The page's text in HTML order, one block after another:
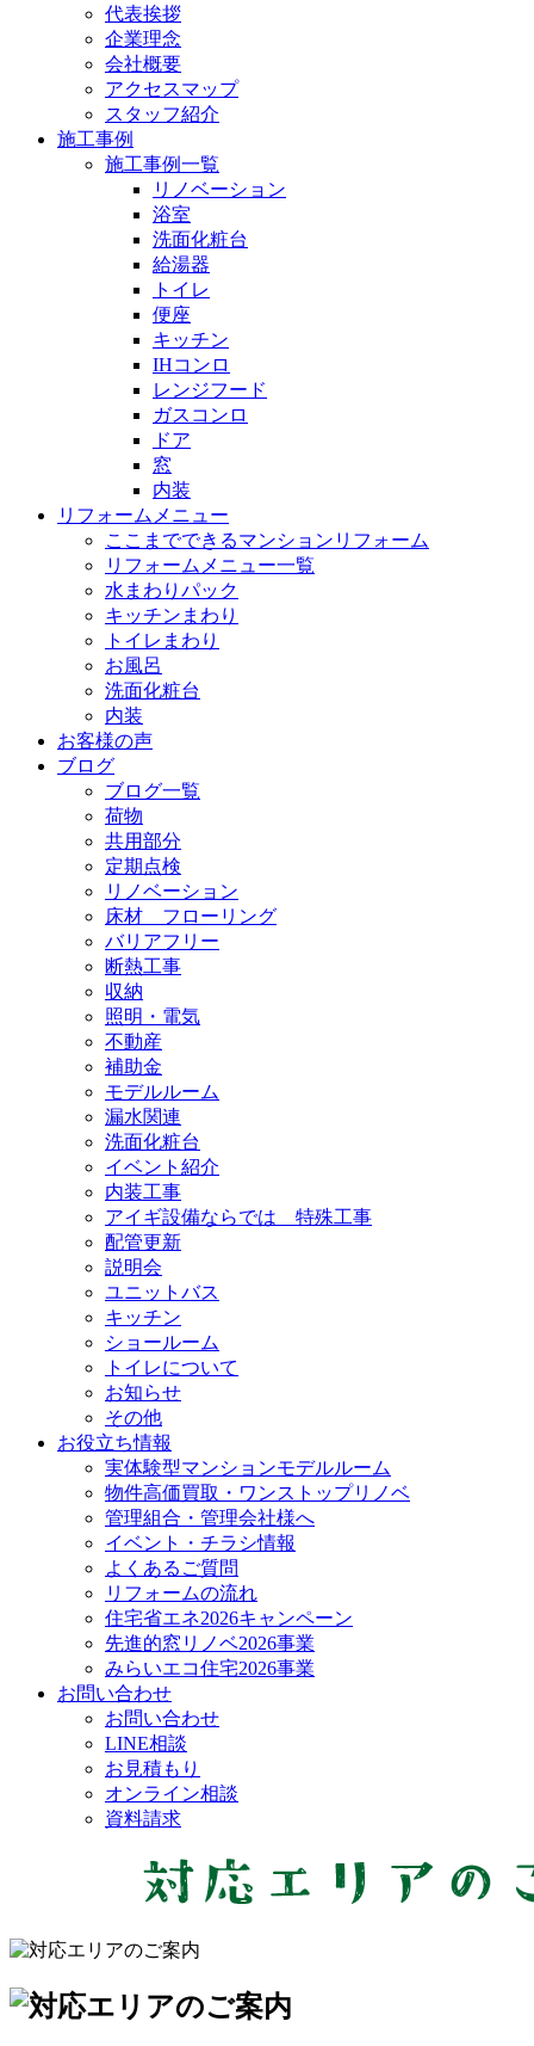
代表挨拶
企業理念
会社概要
アクセスマップ
スタッフ紹介
施工事例
施工事例一覧
リノベーション
浴室
洗面化粧台
給湯器
トイレ
便座
キッチン
IHコンロ
レンジフード
ガスコンロ
ドア
窓
内装
リフォームメニュー
ここまでできるマンションリフォーム
リフォームメニュー一覧
水まわりパック
キッチンまわり
トイレまわり
お風呂
洗面化粧台
内装
お客様の声
ブログ
ブログ一覧
荷物
共用部分
定期点検
リノベーション
床材 フローリング
バリアフリー
断熱工事
収納
照明・電気
不動産
補助金
モデルルーム
漏水関連
洗面化粧台
イベント紹介
内装工事
アイギ設備ならでは 特殊工事
配管更新
説明会
ユニットバス
キッチン
ショールーム
トイレについて
お知らせ
その他
お役立ち情報
実体験型マンションモデルルーム
物件高価買取・ワンストップリノベ
管理組合・管理会社様へ
イベント・チラシ情報
よくあるご質問
リフォームの流れ
住宅省エネ2026キャンペーン
先進的窓リノベ2026事業
みらいエコ住宅2026事業
お問い合わせ
お問い合わせ
LINE相談
お見積もり
オンライン相談
資料請求